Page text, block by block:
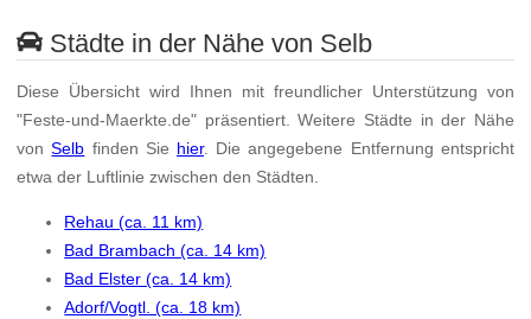
Städte in der Nähe von Selb
Diese Übersicht wird Ihnen mit freundlicher Unterstützung von
"Feste-und-Maerkte.de" präsentiert. Weitere Städte in der Nähe
vonSelb finden Sie hier. Die angegebene Entfernung entspricht
etwa der Luftlinie zwischen den Städten.
Rehau (ca. 11 km)
Bad Brambach (ca. 14 km)
Bad Elster (ca. 14 km)
Adorf/Vogtl. (ca. 18 km)